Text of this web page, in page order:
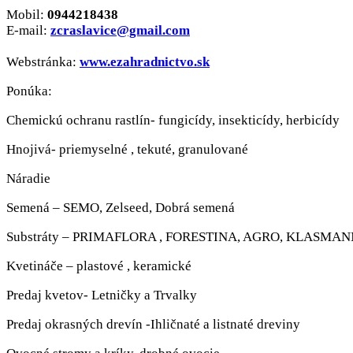
Mobil: 0944218438
E-mail: zcraslavice@gmail.com
Webstránka: www.ezahradnictvo.sk
Ponúka:
Chemickú ochranu rastlín- fungicídy, insekticídy, herbicídy
Hnojivá- priemyselné , tekuté, granulované
Náradie
Semená – SEMO, Zelseed, Dobrá semená
Substráty – PRIMAFLORA , FORESTINA, AGRO,
Kvetináče – plastové , keramické
Predaj kvetov- Letničky a Trvalky
Predaj okrasných drevín -Ihličnaté a listnaté dreviny